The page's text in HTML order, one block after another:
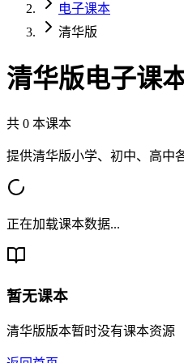
电子课本
清华版
清华版电子课
共 0 本课本
提供清华版小学、初中、高中
正在加载课本数据...
暂无课本
清华版版本暂时没有课本资源